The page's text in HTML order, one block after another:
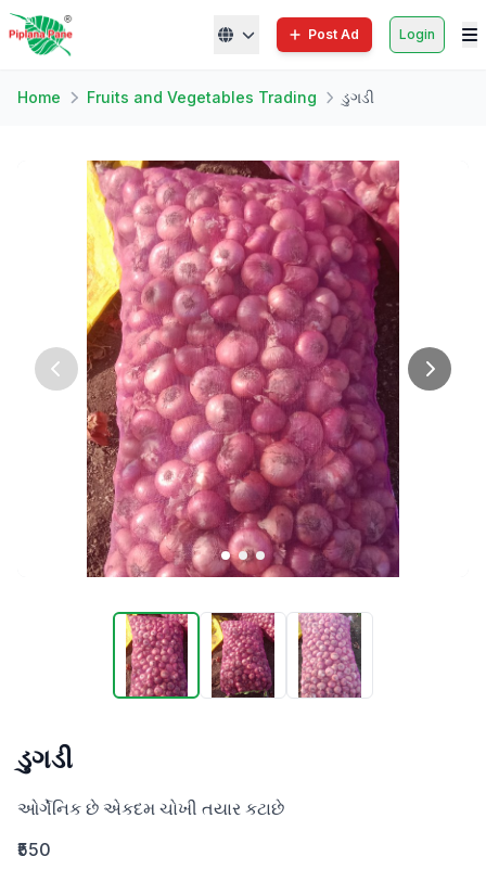
Post Ad Login
Home Fruits and Vegetables Trading ડુગડી‌
ડુગડી‌
ઓર્ગેનિક છે એકદમ‌ ચોખી તયાર કટાછે
₹550